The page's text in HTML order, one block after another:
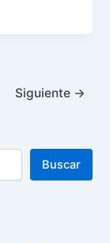
Siguiente →
Buscar